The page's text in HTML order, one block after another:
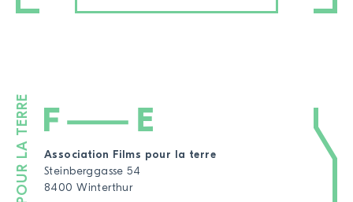
Association Films pour la terre
Steinberggasse 54
8400 Winterthur